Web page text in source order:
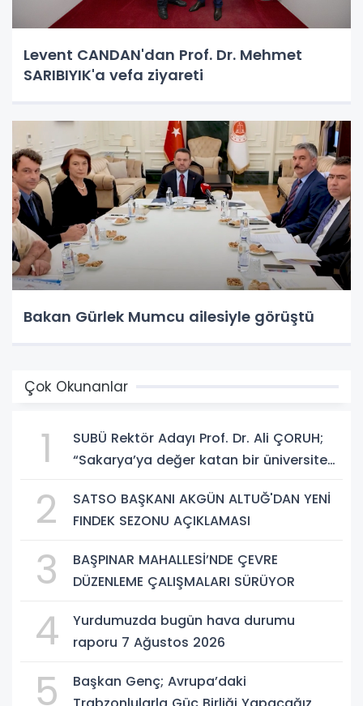
Levent CANDAN'dan Prof. Dr. Mehmet
SARIBIYIK'a vefa ziyareti
Bakan Gürlek Mumcu ailesiyle görüştü
Çok Okunanlar
1
SUBÜ Rektör Adayı Prof. Dr. Ali ÇORUH;
“Sakarya’ya değer katan bir üniversite
2
SATSO BAŞKANI AKGÜN ALTUĞ'DAN YENİ
FINDEK SEZONU AÇIKLAMASI
3
BAŞPINAR MAHALLESİ’NDE ÇEVRE
DÜZENLEME ÇALIŞMALARI SÜRÜYOR
4
Yurdumuzda bugün hava durumu
raporu 7 Ağustos 2026
5
Başkan Genç; Avrupa’daki